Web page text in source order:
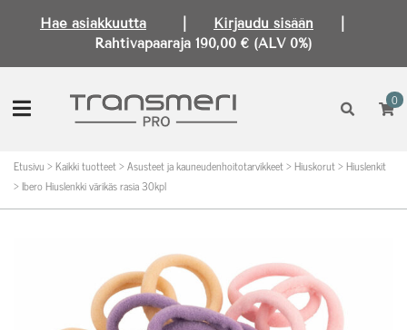
Hae asiakkuutta Kirjaudu sisään
Rahtivapaaraja 190,00 € (ALV 0%)
0
Etusivu >Kaikki tuotteet>Asusteet ja kauneudenhoitotarvikkeet>Hiuskorut>Hiuslenkit
>Ibero Hiuslenkki värikäs rasia 30kpl